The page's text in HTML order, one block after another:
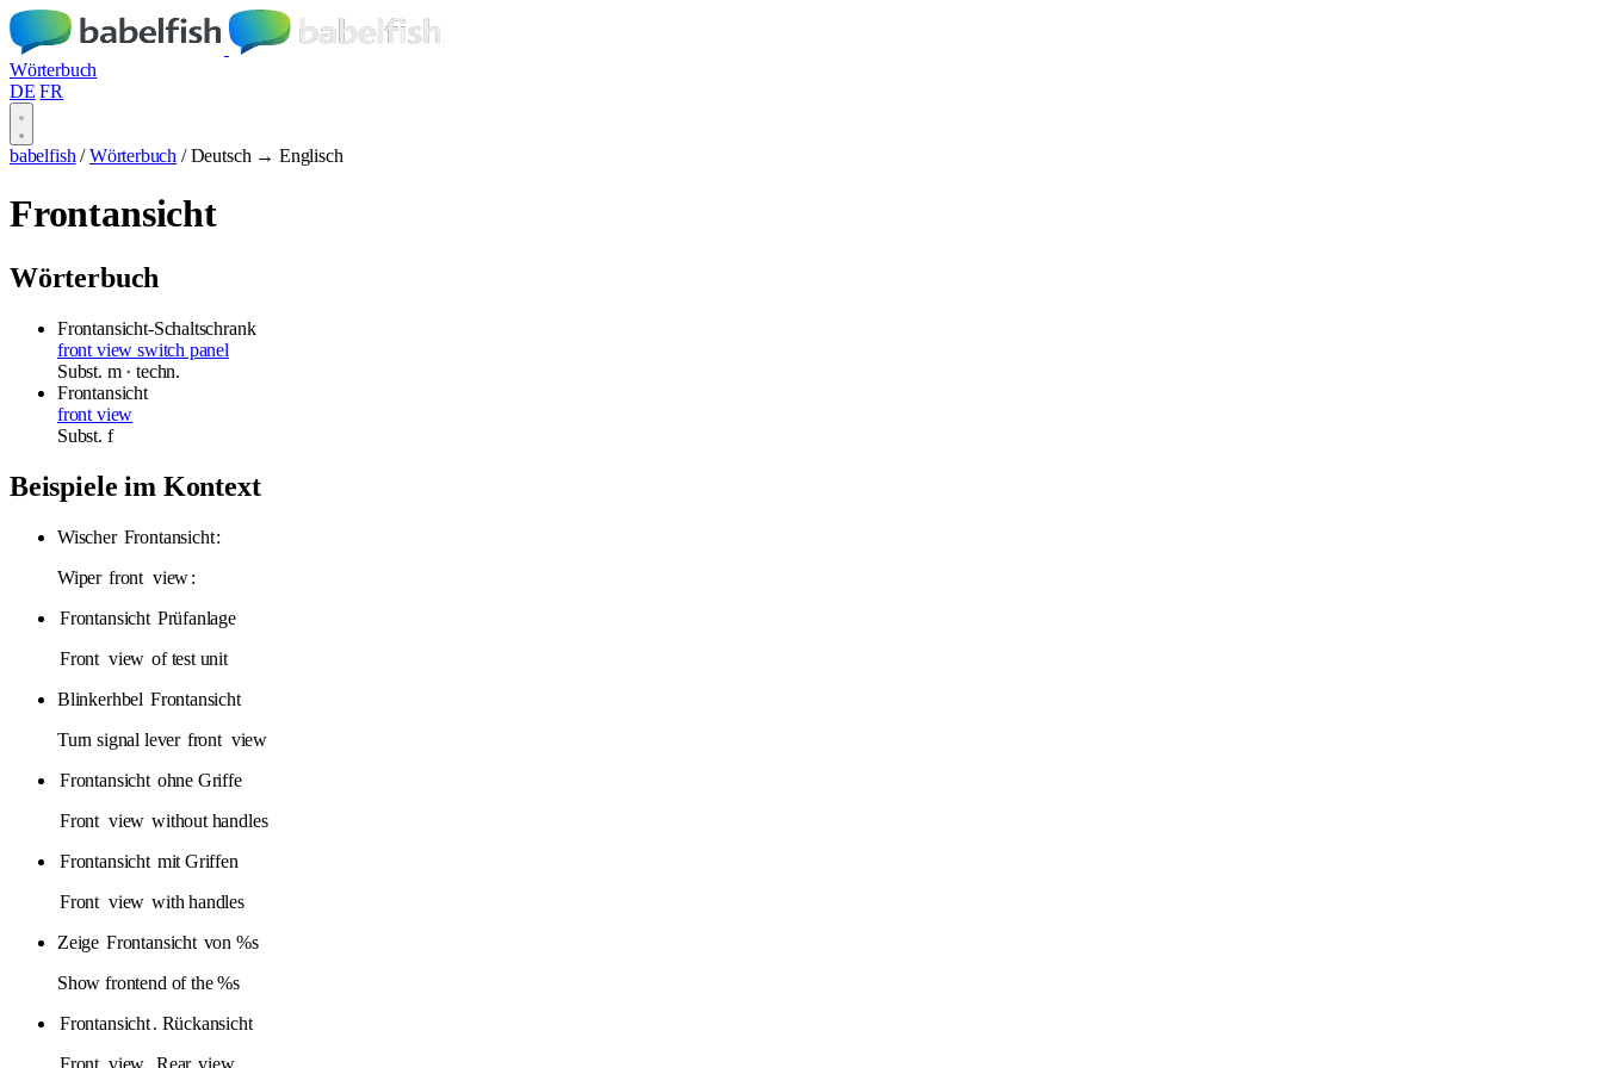
Wörterbuch
DE FR
babelfish / Wörterbuch / Deutsch → Englisch
Frontansicht
Wörterbuch
Frontansicht-Schaltschrank
front view switch panel
Subst. m· techn.
Frontansicht
front view
Subst. f
Beispiele im Kontext
Wischer Frontansicht:
Wiper front view:
Frontansicht Prüfanlage
Front view of test unit
Blinkerhbel Frontansicht
Turn signal lever front view
Frontansicht ohne Griffe
Front view without handles
Frontansicht mit Griffen
Front view with handles
Zeige Frontansicht von %s
Show frontend of the %s
Frontansicht. Rückansicht
Front view . Rear view